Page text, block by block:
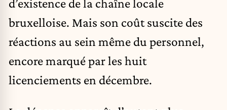
bruxelloise. Mais son coût suscite des
réactions au sein même du personnel,
encore marqué par les huit
licenciements en décembre.